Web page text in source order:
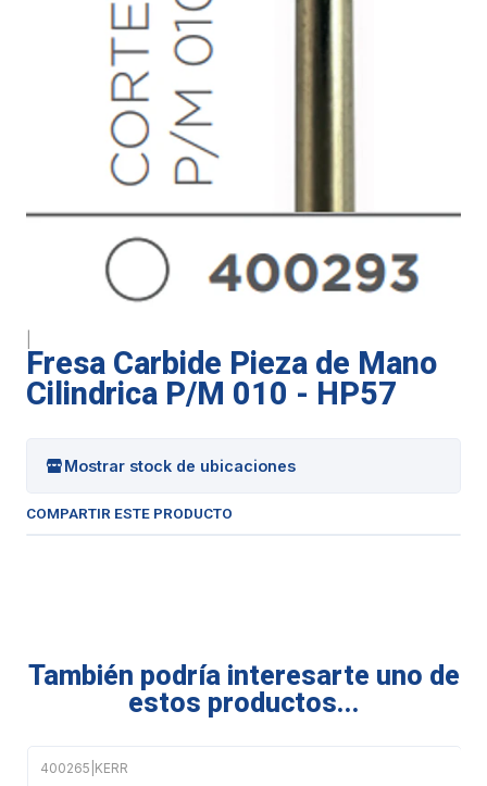
Fresa Carbide Pieza de Mano
Cilindrica P/M 010 - HP57
Mostrar stock de ubicaciones
COMPARTIR ESTE PRODUCTO
También podría interesarte uno de
estos productos...
400265 KERR